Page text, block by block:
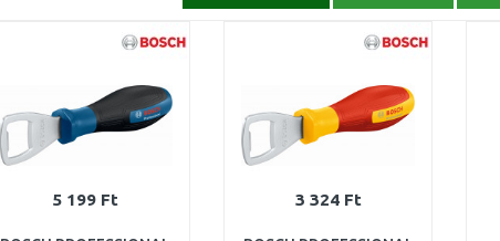
5 199 Ft 3 324 Ft